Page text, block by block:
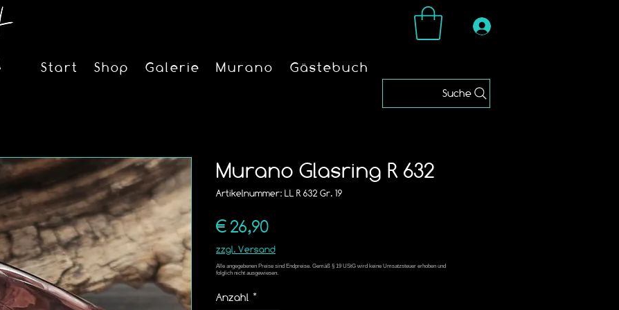
Start Shop Galerie Murano Gästebuch
Suche
Murano Glasring R 632
Artikelnummer: LL R 632 Gr. 19
€ 26,90
zzgl. Versand
Anzahl *